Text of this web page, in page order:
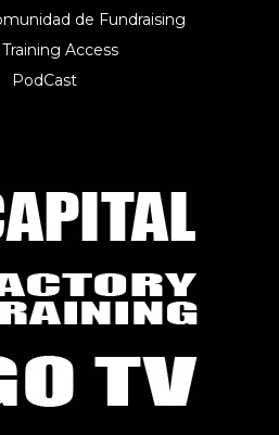
de Fundraising
Access
PodCast